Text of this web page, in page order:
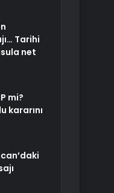
Tarihi
net
mi?
kararını